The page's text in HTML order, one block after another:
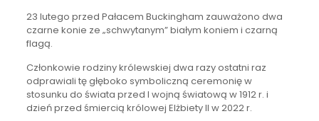
23 lutego przed Pałacem Buckingham zauważono dwa
czarne konie ze „schwytanym” białym koniem i czarną
flagą.
Członkowie rodziny królewskiej dwa razy ostatni raz
odprawiali tę głęboko symboliczną ceremonię w
stosunku do świata przed I wojną światową w 1912 r. i
dzień przed śmiercią królowej Elżbiety II w 2022 r.